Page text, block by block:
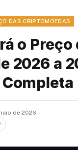
DAS CRIPTOMOEDAS
o
2026 a
de 2026